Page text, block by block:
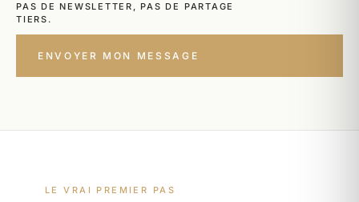
PAS DE NEWSLETTER, PAS DE PARTAGE
TIERS.
ENVOYER MON MESSAGE
LE VRAI PREMIER PAS